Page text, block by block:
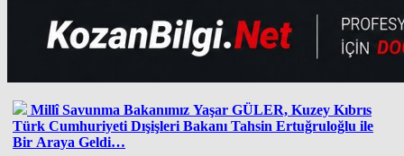
Millî Savunma Bakanımız Yaşar GÜLER, Kuzey Kıbrıs
Türk Cumhuriyeti Dışişleri Bakanı Tahsin Ertuğruloğlu ile
Bir Araya Geldi…